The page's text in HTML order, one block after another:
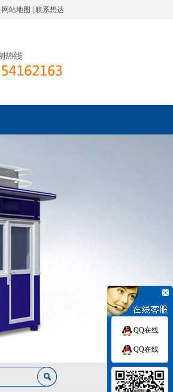
网站地图 联系想达
QQ在线
QQ在线